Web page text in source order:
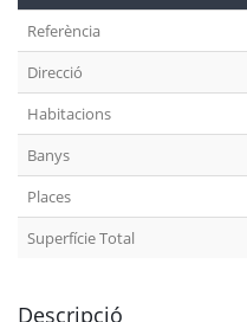
Referència
Direcció
Habitacions
Banys
Places
Superfície Total
Descripció